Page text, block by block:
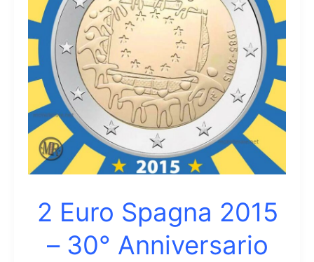
Segovia
2 Euro Spagna 2015
– 30° Anniversario